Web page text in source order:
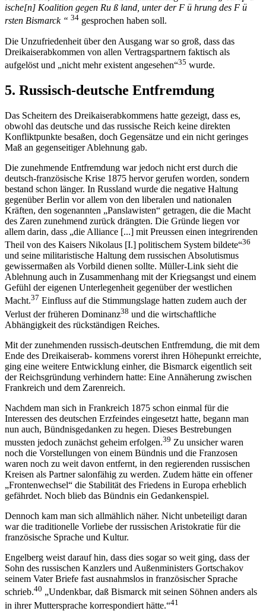
ische[n] Koalition gegen Ru ß land, unter der F ü hrung des F ü
rsten Bismarck “ 34 gesprochen haben soll.
Die Unzufriedenheit über den Ausgang war so groß, dass das
Dreikaiserabkommen von allen Vertragspartnern faktisch als
aufgelöst und „nicht mehr existent angesehen“35 wurde.
5. Russisch-deutsche Entfremdung
Das Scheitern des Dreikaiserabkommens hatte gezeigt, dass es,
obwohl das deutsche und das russische Reich keine direkten
Konfliktpunkte besaßen, doch Gegensätze und ein nicht geringes
Maß an gegenseitiger Ablehnung gab.
Die zunehmende Entfremdung war jedoch nicht erst durch die
deutsch-französische Krise 1875 hervor gerufen worden, sondern
bestand schon länger. In Russland wurde die negative Haltung
gegenüber Berlin vor allem von den liberalen und nationalen
Kräften, den sogenannten „Panslawisten“ getragen, die die Macht
des Zaren zunehmend zurück drängten. Die Gründe liegen vor
allem darin, dass „die Alliance [...] mit Preussen einen integrirenden
Theil von des Kaisers Nikolaus [I.] politischem System bildete“36
und seine militaristische Haltung dem russischen Absolutismus
gewissermaßen als Vorbild dienen sollte. Müller-Link sieht die
Ablehnung auch in Zusammenhang mit der Kriegsangst und einem
Gefühl der eigenen Unterlegenheit gegenüber der westlichen
Macht.37 Einfluss auf die Stimmungslage hatten zudem auch der
Verlust der früheren Dominanz38 und die wirtschaftliche
Abhängigkeit des rückständigen Reiches.
Mit der zunehmenden russisch-deutschen Entfremdung, die mit dem
Ende des Dreikaiserab- kommens vorerst ihren Höhepunkt erreichte,
ging eine weitere Entwicklung einher, die Bismarck eigentlich seit
der Reichsgründung verhindern hatte: Eine Annäherung zwischen
Frankreich und dem Zarenreich.
Nachdem man sich in Frankreich 1875 schon einmal für die
Interessen des deutschen Erzfeindes eingesetzt hatte, begann man
nun auch, Bündnisgedanken zu hegen. Dieses Bestrebungen
mussten jedoch zunächst geheim erfolgen.39 Zu unsicher waren
noch die Vorstellungen von einem Bündnis und die Franzosen
waren noch zu weit davon entfernt, in den regierenden russischen
Kreisen als Partner salonfähig zu werden. Zudem hätte ein offener
„Frontenwechsel“ die Stabilität des Friedens in Europa erheblich
gefährdet. Noch blieb das Bündnis ein Gedankenspiel.
Dennoch kam man sich allmählich näher. Nicht unbeteiligt daran
war die traditionelle Vorliebe der russischen Aristokratie für die
französische Sprache und Kultur.
Engelberg weist darauf hin, dass dies sogar so weit ging, dass der
Sohn des russischen Kanzlers und Außenministers Gortschakov
seinem Vater Briefe fast ausnahmslos in französischer Sprache
schrieb.40 „Undenkbar, daß Bismarck mit seinen Söhnen anders als
in ihrer Muttersprache korrespondiert hätte.“41